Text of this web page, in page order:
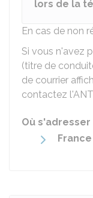
lors de la
En cas de non
Si vous n'avez
(titre de
de courrier
contactez l'
Où s'adresser